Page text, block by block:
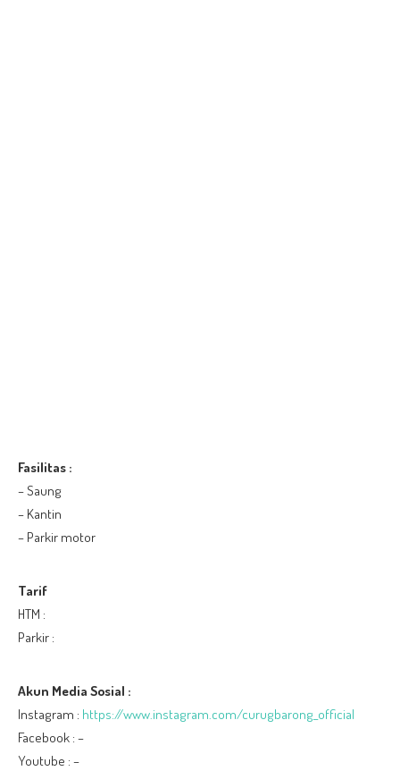
Fasilitas :
– Saung
– Kantin
– Parkir motor
Tarif
HTM :
Parkir :
Akun Media Sosial :
Instagram : https://www.instagram.com/curugbarong_official
Facebook : –
Youtube : –